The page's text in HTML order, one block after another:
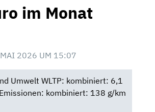
im Monat
MAI 2026 UM 15:07
Umwelt WLTP: kombiniert: 6,1
kombiniert: 138 g/km